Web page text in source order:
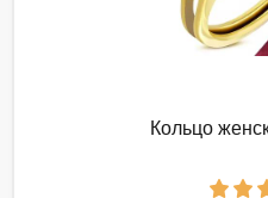
Кольцо